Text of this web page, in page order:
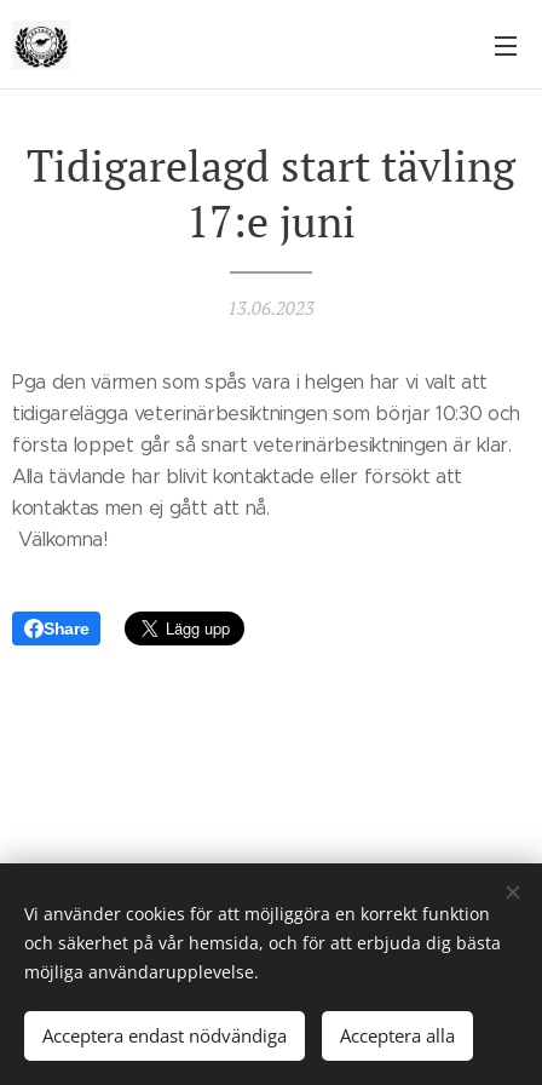
Tidigarelagd start tävling
17:e juni
13.06.2023
Pga den värmen som spås vara i helgen har vi valt att
tidigarelägga veterinärbesiktningen som börjar 10:30 och
första loppet går så snart veterinärbesiktningen är klar.
Alla tävlande har blivit kontaktade eller försökt att
kontaktas men ej gått att nå.
Välkomna!
Share
© Västerås hundkapplöpningsällskap
Skapad medWebnode Cookies
Vi använder cookies för att möjliggöra en korrekt funktion
och säkerhet på vår hemsida, och för att erbjuda dig bästa
möjliga användarupplevelse.
Acceptera endast nödvändiga Acceptera alla